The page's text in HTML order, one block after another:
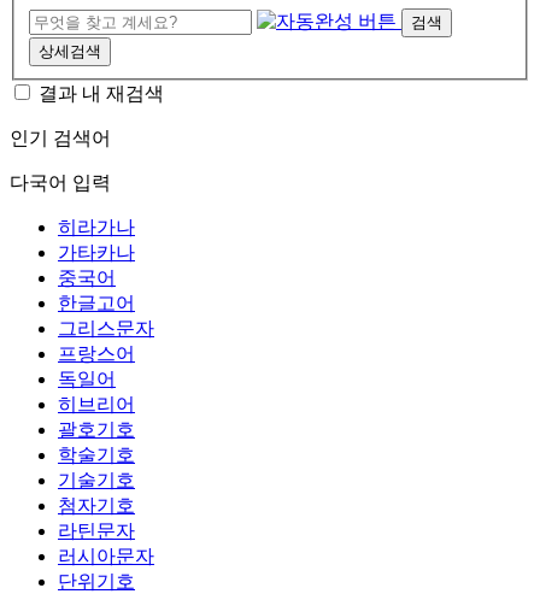
검색
상세검색
결과 내 재검색
인기 검색어
다국어 입력
히라가나
가타카나
중국어
한글고어
그리스문자
프랑스어
독일어
히브리어
괄호기호
학술기호
기술기호
첨자기호
라틴문자
러시아문자
단위기호